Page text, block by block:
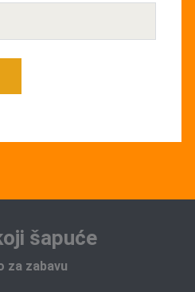
šapuće
za zabavu